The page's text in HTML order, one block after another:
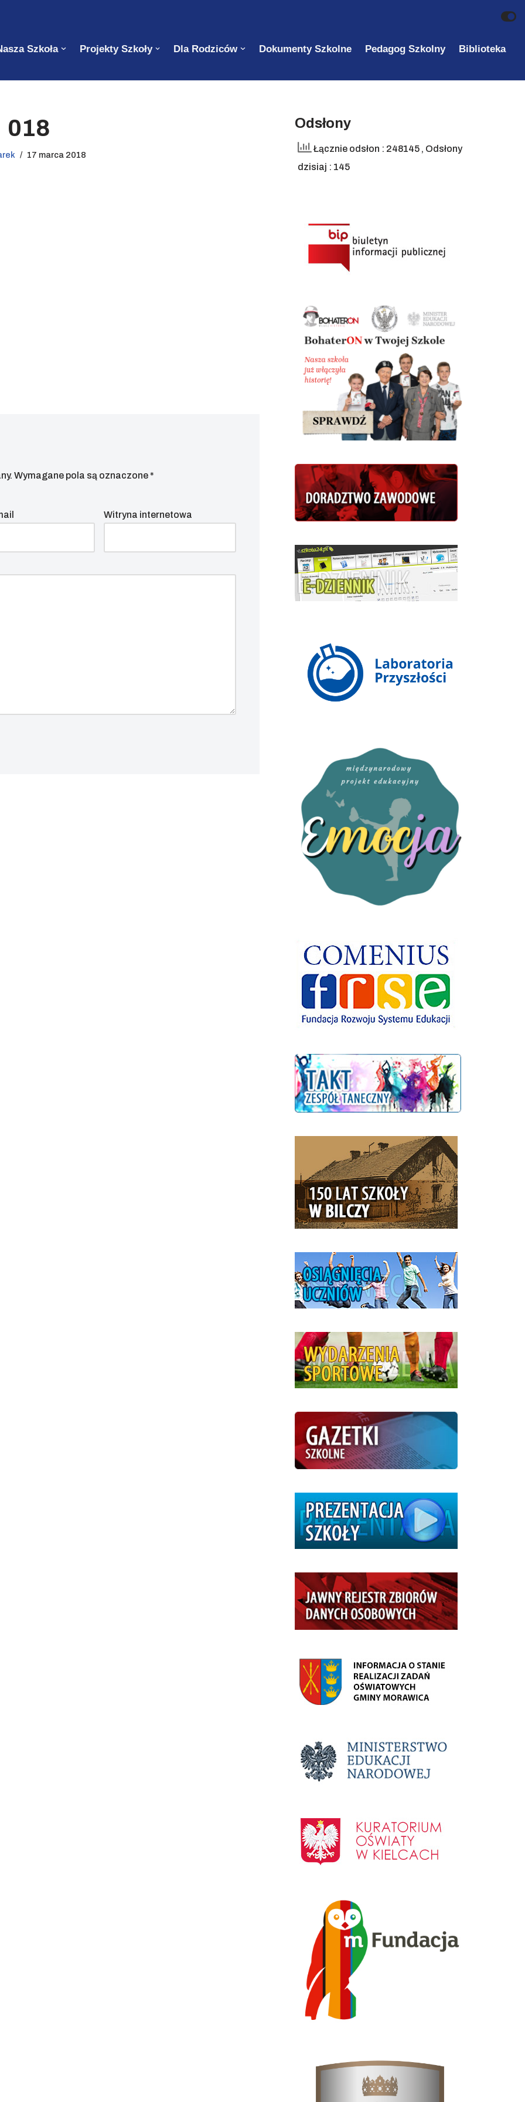
Szkoła Projekty Szkoły Dla Rodziców Dokumenty Szkolne Pedagog Szkolny
Biblioteka
018
17 marca 2018
Wymagane pola są oznaczone*
Witryna internetowa
Odsłony
Łącznie odsłon : 248145 , Odsłony
dzisiaj : 145